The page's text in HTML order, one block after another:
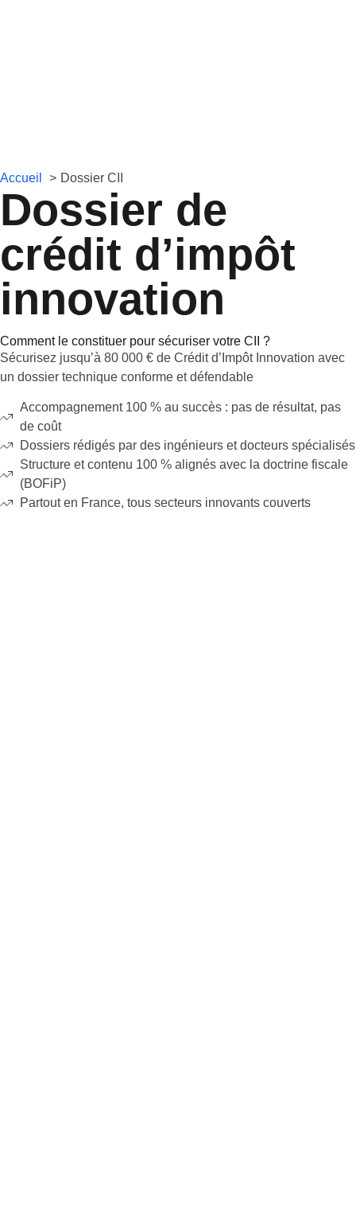
Accueil Dossier CII
Dossier de
crédit d’impôt
innovation
Comment le constituer pour sécuriser votre CII ?
Sécurisez jusqu’à 80 000 € de Crédit d’Impôt Innovation avec
un dossier technique conforme et défendable
Accompagnement 100 % au succès : pas de résultat, pas
de coût
Dossiers rédigés par des ingénieurs et docteurs spécialisés
Structure et contenu 100 % alignés avec la doctrine fiscale
(BOFiP)
Partout en France, tous secteurs innovants couverts